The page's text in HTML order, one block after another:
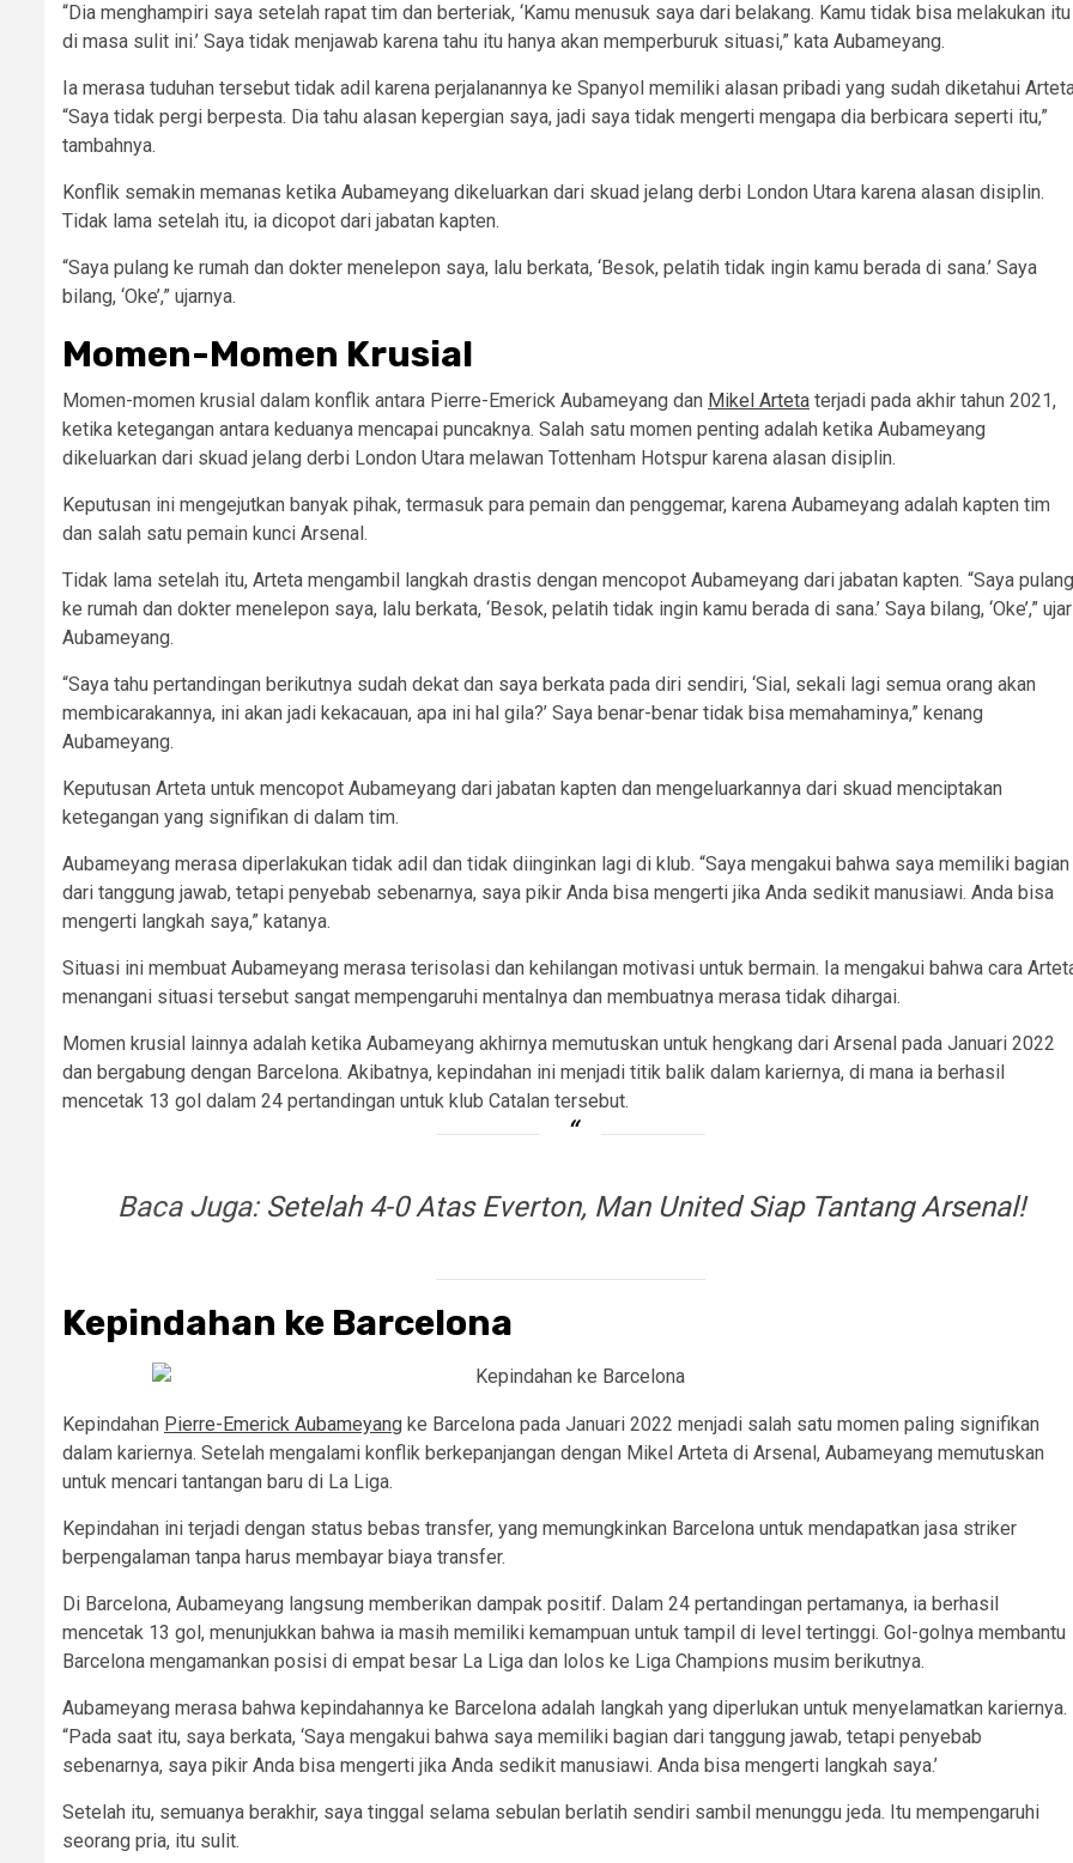
“Dia menghampiri saya setelah rapat tim dan berteriak, ‘Kamu menusuk saya dari belakang. Kamu tidak bisa melakukan itu
di masa sulit ini.’ Saya tidak menjawab karena tahu itu hanya akan memperburuk situasi,” kata Aubameyang.
Ia merasa tuduhan tersebut tidak adil karena perjalanannya ke Spanyol memiliki alasan pribadi yang sudah diketahui
“Saya tidak pergi berpesta. Dia tahu alasan kepergian saya, jadi saya tidak mengerti mengapa dia berbicara seperti itu,”
tambahnya.
Konflik semakin memanas ketika Aubameyang dikeluarkan dari skuad jelang derbi London Utara karena alasan disiplin.
Tidak lama setelah itu, ia dicopot dari jabatan kapten.
“Saya pulang ke rumah dan dokter menelepon saya, lalu berkata, ‘Besok, pelatih tidak ingin kamu berada di sana.’ Saya
bilang, ‘Oke’,” ujarnya.
Momen-Momen Krusial
Momen-momen krusial dalam konflik antara Pierre-Emerick Aubameyang dan Mikel Arteta terjadi pada akhir tahun 2021,
ketika ketegangan antara keduanya mencapai puncaknya. Salah satu momen penting adalah ketika Aubameyang
dikeluarkan dari skuad jelang derbi London Utara melawan Tottenham Hotspur karena alasan disiplin.
Keputusan ini mengejutkan banyak pihak, termasuk para pemain dan penggemar, karena Aubameyang adalah kapten tim
dan salah satu pemain kunci Arsenal.
Tidak lama setelah itu, Arteta mengambil langkah drastis dengan mencopot Aubameyang dari jabatan kapten. “Saya pulang
ke rumah dan dokter menelepon saya, lalu berkata, ‘Besok, pelatih tidak ingin kamu berada di sana.’ Saya bilang, ‘Oke’,” ujar
Aubameyang.
“Saya tahu pertandingan berikutnya sudah dekat dan saya berkata pada diri sendiri, ‘Sial, sekali lagi semua orang akan
membicarakannya, ini akan jadi kekacauan, apa ini hal gila?’ Saya benar-benar tidak bisa memahaminya,” kenang
Aubameyang.
Keputusan Arteta untuk mencopot Aubameyang dari jabatan kapten dan mengeluarkannya dari skuad menciptakan
ketegangan yang signifikan di dalam tim.
Aubameyang merasa diperlakukan tidak adil dan tidak diinginkan lagi di klub. “Saya mengakui bahwa saya memiliki bagian
dari tanggung jawab, tetapi penyebab sebenarnya, saya pikir Anda bisa mengerti jika Anda sedikit manusiawi. Anda bisa
mengerti langkah saya,” katanya.
Situasi ini membuat Aubameyang merasa terisolasi dan kehilangan motivasi untuk bermain. Ia mengakui bahwa cara
menangani situasi tersebut sangat mempengaruhi mentalnya dan membuatnya merasa tidak dihargai.
Momen krusial lainnya adalah ketika Aubameyang akhirnya memutuskan untuk hengkang dari Arsenal pada Januari 2022
dan bergabung dengan Barcelona. Akibatnya, kepindahan ini menjadi titik balik dalam kariernya, di mana ia berhasil
mencetak 13 gol dalam 24 pertandingan untuk klub Catalan tersebut.
Baca Juga: Setelah 4-0 Atas Everton, Man United Siap Tantang Arsenal!
Kepindahan ke Barcelona
Kepindahan Pierre-Emerick Aubameyang ke Barcelona pada Januari 2022 menjadi salah satu momen paling signifikan
dalam kariernya. Setelah mengalami konflik berkepanjangan dengan Mikel Arteta di Arsenal, Aubameyang memutuskan
untuk mencari tantangan baru di La Liga.
Kepindahan ini terjadi dengan status bebas transfer, yang memungkinkan Barcelona untuk mendapatkan jasa striker
berpengalaman tanpa harus membayar biaya transfer.
Di Barcelona, Aubameyang langsung memberikan dampak positif. Dalam 24 pertandingan pertamanya, ia berhasil
mencetak 13 gol, menunjukkan bahwa ia masih memiliki kemampuan untuk tampil di level tertinggi. Gol-golnya membantu
Barcelona mengamankan posisi di empat besar La Liga dan lolos ke Liga Champions musim berikutnya.
Aubameyang merasa bahwa kepindahannya ke Barcelona adalah langkah yang diperlukan untuk menyelamatkan kariernya.
“Pada saat itu, saya berkata, ‘Saya mengakui bahwa saya memiliki bagian dari tanggung jawab, tetapi penyebab
sebenarnya, saya pikir Anda bisa mengerti jika Anda sedikit manusiawi. Anda bisa mengerti langkah saya.’
Setelah itu, semuanya berakhir, saya tinggal selama sebulan berlatih sendiri sambil menunggu jeda. Itu mempengaruhi
seorang pria, itu sulit.